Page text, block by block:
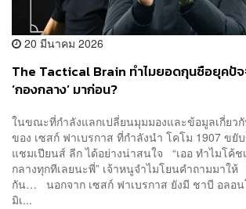
20 มีนาคม 2026
The Tactical Brain ทำไมยอดกุนซือยุคปัจ
‘กองกลาง’ มาก่อน?
ในขณะที่กำลังแลกเปลี่ยนมุมมองและข้อมูลเกี่ยว
ของ เซสก์ ฟาเบรกาส ที่กำลังนำ โคโม 1907 ข
แชมเปียนส์ ลีก ได้อย่างน่าสนใจ “เออ ทำไมโค้ช
กลางทุกทีเลยนะพี่” เจ้าหนูจำไมโยนคำถามมาใ
กัน… นอกจาก เซสก์ ฟาเบรกาส ยังมี ชาบี อลอน
มิเ...